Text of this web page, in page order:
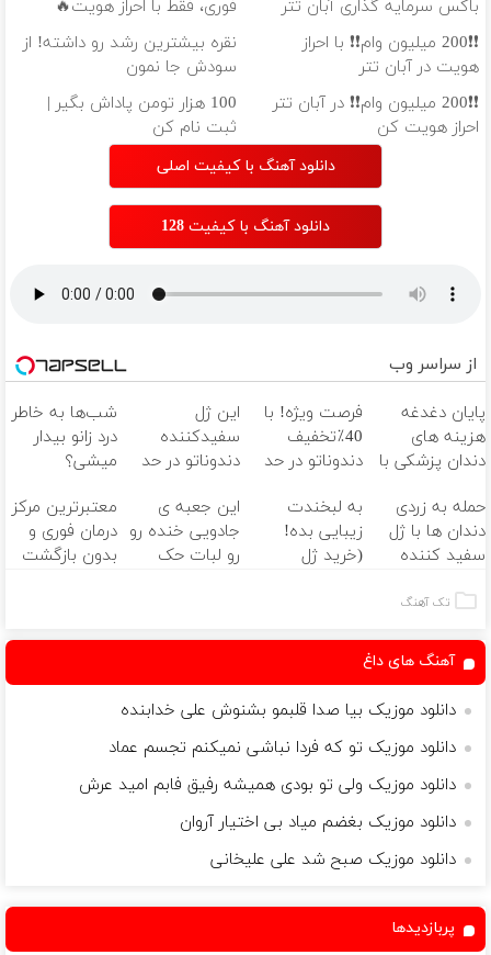
باکس سرمایه گذاری آبان تتر
فوری، فقط با احراز هویت🔥
❗❗200 میلیون وام❗❗ با احراز
هویت در آبان تتر
نقره بیشترین رشد رو داشته! از
سودش جا نمون
❗❗200 میلیون وام❗❗ در آبان تتر
احراز هویت کن
100 هزار تومن پاداش بگیر |
ثبت نام کن
دانلود آهنگ با کیفیت اصلی
دانلود آهنگ با کیفیت 128
از سراسر وب
پایان دغدغه
هزینه های
دندان پزشکی با
کننده خانگی
فرصت ویژه! با
40٪تخفیف
دندوناتو در حد
سفید کن
این ژل
سفیدکننده
دندوناتو در حد
میکنه
(40%تخفیف)
شب‌ها به خاطر
درد زانو بیدار
میشی؟
حمله به زردی
دندان ها با ژل
سفید کننده
خرید40%تخفیف
به لبخندت
زیبایی بده!
(خرید ژل
این جعبه ی
جادویی خنده رو
رو لبات حک
معتبرترین مرکز
درمان فوری و
بدون بازگشت
تک آهنگ
آهنگ های داغ
دانلود موزیک بیا صدا قلبمو ‌بشنوش علی خدابنده
دانلود موزیک تو که فردا نباشی نمیکنم تجسم عماد
دانلود موزیک ولی تو بودی همیشه رفیق فابم امید عرش
دانلود موزیک بغضم میاد بی اختیار آروان
دانلود موزیک صبح شد علی علیخانی
پربازدیدها